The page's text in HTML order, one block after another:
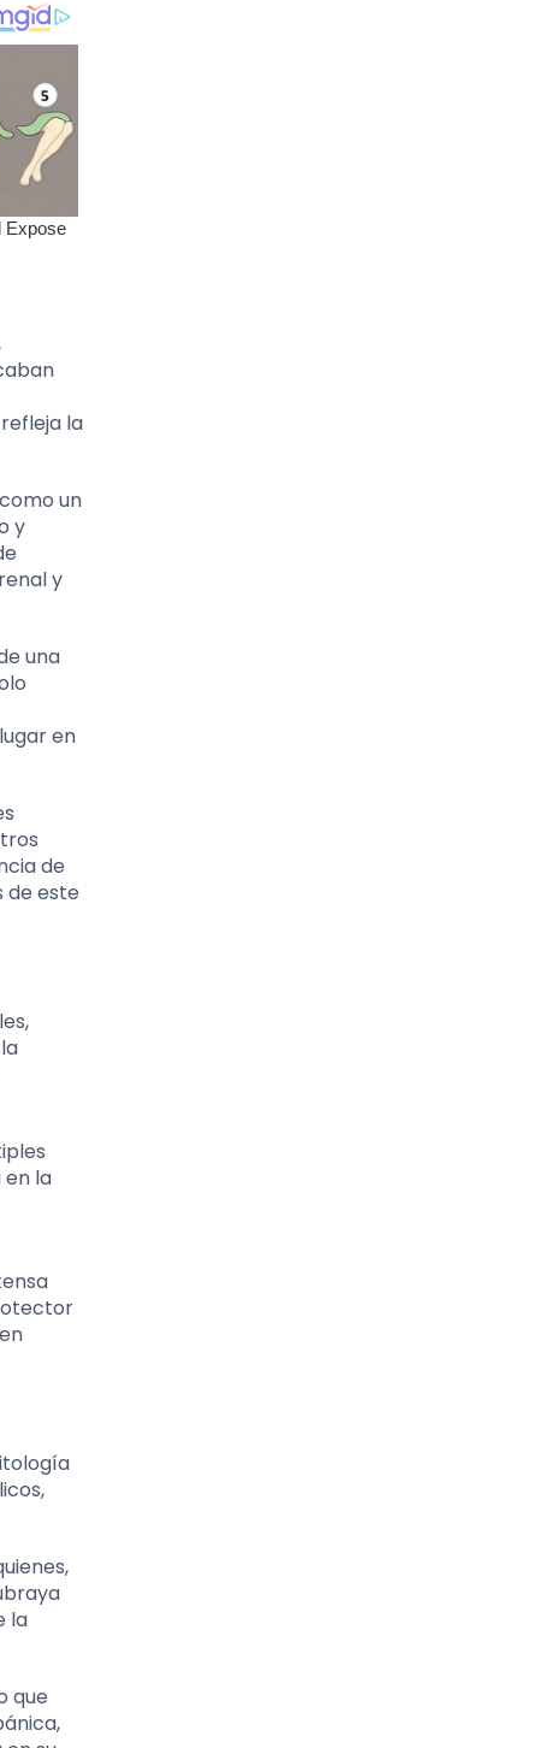
la
un
y
y
una
en
de
de este
en la
la
que